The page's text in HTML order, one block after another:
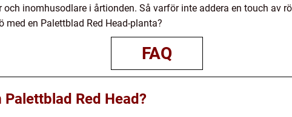
inomhusodlare i årtionden. Så varför inte addera en touch av
en Palettblad Red Head-planta?
FAQ
Red Head?